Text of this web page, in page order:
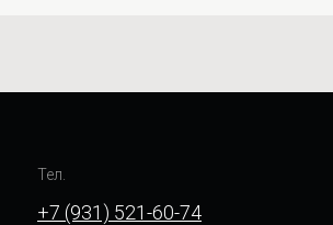
Тел.
+7 (931) 521-60-74